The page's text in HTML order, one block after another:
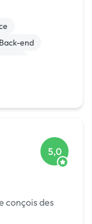
Back-end
5,0
conçois des